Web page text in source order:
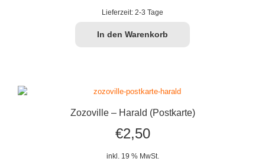
Lieferzeit: 2-3 Tage
In den Warenkorb
Zozoville – Harald (Postkarte)
€2,50
inkl. 19 % MwSt.